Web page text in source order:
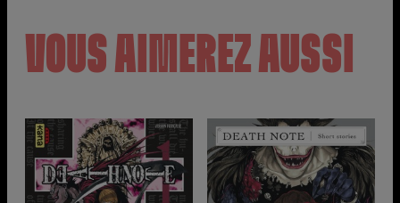
VOUS AIMEREZ AUSSI